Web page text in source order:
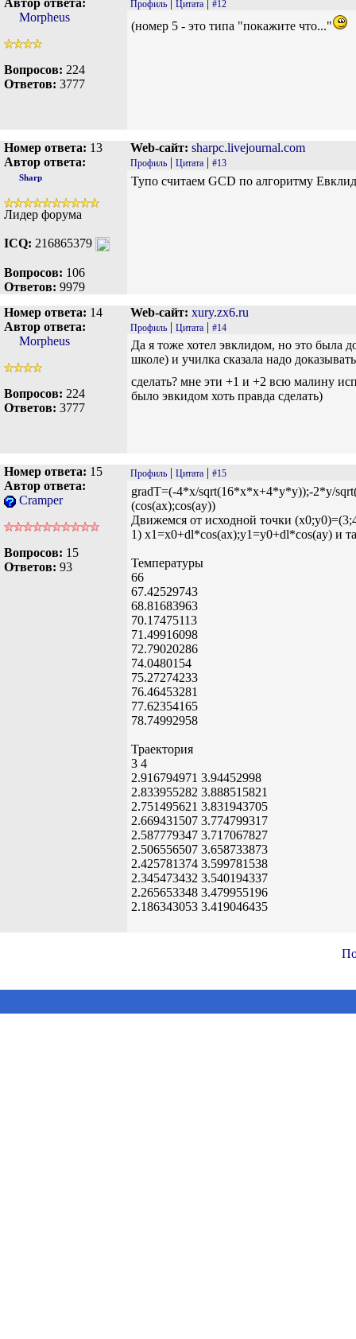
Автор ответа:
Morpheus
Вопросов: 224
Ответов: 3777
Профиль Цитата #12
(номер 5 - это типа "покажите что..."
Номер ответа: 13
Автор ответа:
Sharp
Лидер форума
ICQ: 216865379
Вопросов: 106
Ответов: 9979
Web-сайт: sharpc.livejournal.com
Профиль | Цитата | #13
Тупо считаем GCD по алгоритму
Номер ответа: 14
Автор ответа:
Morpheus
Вопросов: 224
Ответов: 3777
Web-сайт: xury.zx6.ru
Профиль | Цитата | #14
Да я тоже хотел эвклидом, но это была
школе) и училка сказала надо
сделать? мне эти +1 и +2 всю малину
было эвкидом хоть правда сделать)
Номер ответа: 15
Автор ответа:
Cramper
Вопросов: 15
Ответов: 93
Профиль | Цитата | #15
gradT=(-4*x/sqrt(16*x*x+4*y*y));-2*y/
(cos(ax);cos(ay))
Движемся от исходной точки
1) x1=x0+dl*cos(ax);y1=y0+dl*cos(ay) и
Температуры
66
67.42529743
68.81683963
70.17475113
71.49916098
72.79020286
74.0480154
75.27274233
76.46453281
77.62354165
78.74992958
Траектория
3 4
2.916794971 3.94452998
2.833955282 3.888515821
2.751495621 3.831943705
2.669431507 3.774799317
2.587779347 3.717067827
2.506556507 3.658733873
2.425781374 3.599781538
2.345473432 3.540194337
2.265653348 3.479955196
2.186343053 3.419046435